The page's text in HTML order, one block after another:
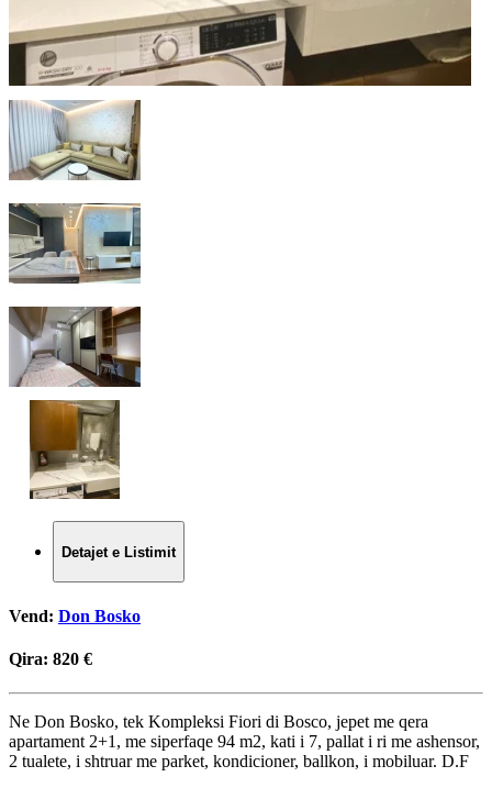
Detajet e Listimit
Vend: Don Bosko
Qira: 820 €
Ne Don Bosko, tek Kompleksi Fiori di Bosco, jepet me qera
apartament 2+1, me siperfaqe 94 m2, kati i 7, pallat i ri me ashensor,
2 tualete, i shtruar me parket, kondicioner, ballkon, i mobiluar. D.F